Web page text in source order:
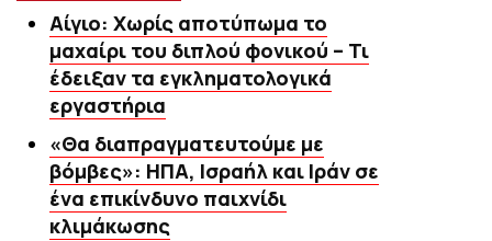
Αίγιο: Χωρίς αποτύπωμα το
μαχαίρι του διπλού φονικού – Τι
έδειξαν τα εγκληματολογικά
εργαστήρια
«Θα διαπραγματευτούμε με
βόμβες»: ΗΠΑ, Ισραήλ και Ιράν σε
ένα επικίνδυνο παιχνίδι
κλιμάκωσης